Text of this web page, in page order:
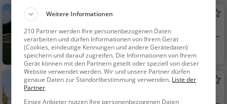
Parc des Burgondes
Park in Le Grand-Saconnex
Le Grand-Saconne
x, S...
Familie & Kinder,
Natur
Parc de Budé
Weitere Informationen
210 Partner werden Ihre personenbezogenen Daten
verarbeiten und dürfen Informationen von Ihrem Gerät
(Cookies, eindeutige Kennungen und andere Gerätedaten)
speichern und darauf zugreifen. Die Informationen von Ihrem
Gerät können mit den Partnern geteilt oder speziell von dieser
Website verwendet werden. Wir und unsere Partner dürfen
genaue Daten zur Standortbestimmung verwenden. Liste der
Partner
Einige Anbieter nutzen Ihre personenbezogenen Daten